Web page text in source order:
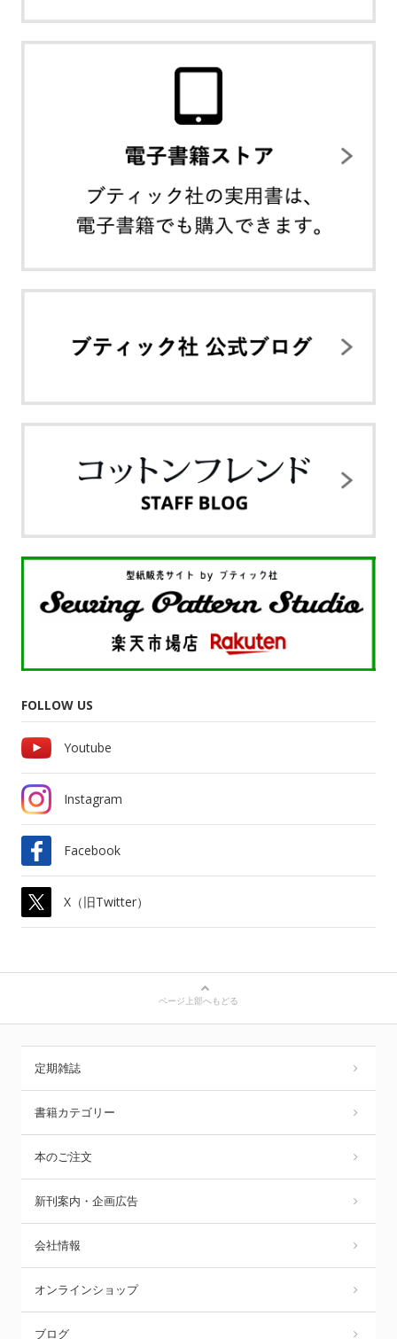
FOLLOW US
Youtube
Instagram
Facebook
X（旧Twitter）
ページ上部へもどる
定期雑誌
書籍カテゴリー
本のご注文
新刊案内・企画広告
会社情報
オンラインショップ
ブログ